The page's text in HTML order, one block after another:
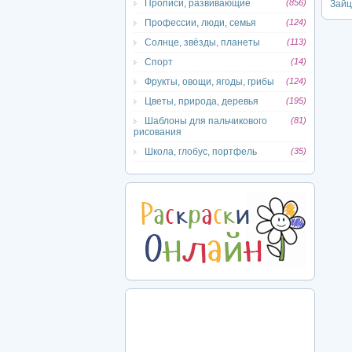
Прописи, развивающие (856)
Профессии, люди, семья (124)
Солнце, звёзды, планеты (113)
Спорт (14)
Фрукты, овощи, ягоды, грибы (124)
Цветы, природа, деревья (195)
Шаблоны для пальчикового
рисования
(81)
Школа, глобус, портфель (35)